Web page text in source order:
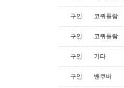
구인 코퀴틀람
구인 코퀴틀람
구인 기타
구인 밴쿠버